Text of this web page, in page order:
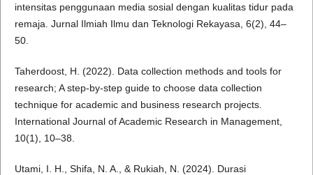
intensitas penggunaan media sosial dengan kualitas tidur pada
remaja. Jurnal Ilmiah Ilmu dan Teknologi Rekayasa, 6(2), 44–
50.
Taherdoost, H. (2022). Data collection methods and tools for
research; A step-by-step guide to choose data collection
technique for academic and business research projects.
International Journal of Academic Research in Management,
10(1), 10–38.
Utami, I. H., Shifa, N. A., & Rukiah, N. (2024). Durasi